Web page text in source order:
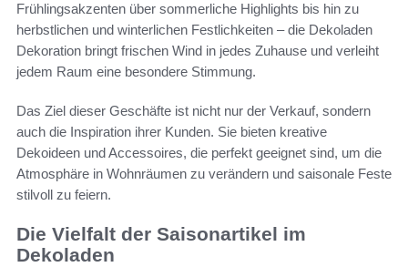
Frühlingsakzenten über sommerliche Highlights bis hin zu
herbstlichen und winterlichen Festlichkeiten – die Dekoladen
Dekoration bringt frischen Wind in jedes Zuhause und verleiht
jedem Raum eine besondere Stimmung.
Das Ziel dieser Geschäfte ist nicht nur der Verkauf, sondern
auch die Inspiration ihrer Kunden. Sie bieten kreative
Dekoideen und Accessoires, die perfekt geeignet sind, um die
Atmosphäre in Wohnräumen zu verändern und saisonale Feste
stilvoll zu feiern.
Die Vielfalt der Saisonartikel im
Dekoladen